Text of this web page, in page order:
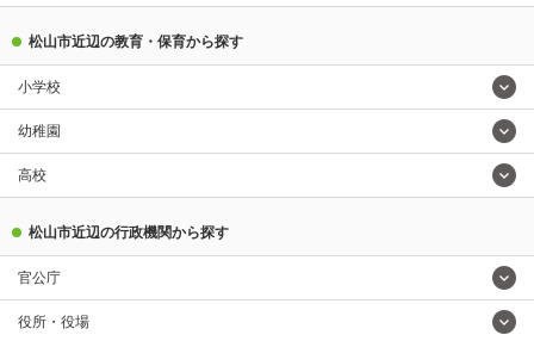
松山市近辺の教育・保育から探す
小学校
幼稚園
高校
松山市近辺の行政機関から探す
官公庁
役所・役場